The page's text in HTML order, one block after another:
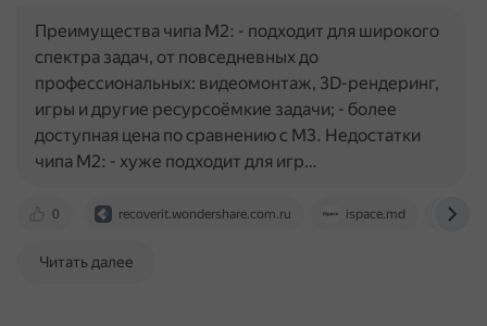
0 recoverit.wondershare.com.ru ispace.md
Преимущества чипа M2: - подходит для широкого
спектра задач, от повседневных до
профессиональных: видеомонтаж, 3D-рендеринг,
игры и другие ресурсоёмкие задачи; - более
доступная цена по сравнению с M3. Недостатки
чипа M2: - хуже подходит для игр…
Читать далее